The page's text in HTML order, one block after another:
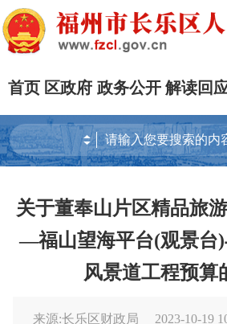
首页 区政府 政务公开 解读回
关于董奉山片区精品旅
—福山望海平台(观景台
风景道工程预算
来源:长乐区财政局 2023-10-19